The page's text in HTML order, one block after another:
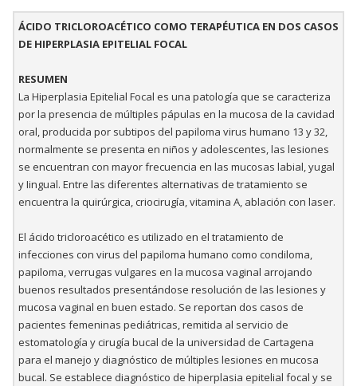
ÁCIDO TRICLOROACÉTICO COMO TERAPÉUTICA EN DOS CASOS
DE HIPERPLASIA EPITELIAL FOCAL
RESUMEN
La Hiperplasia Epitelial Focal es una patología que se caracteriza
por la presencia de múltiples pápulas en la mucosa de la cavidad
oral, producida por subtipos del papiloma virus humano 13 y 32,
normalmente se presenta en niños y adolescentes, las lesiones
se encuentran con mayor frecuencia en las mucosas labial, yugal
y Iingual. Entre las diferentes alternativas de tratamiento se
encuentra la quirúrgica, criocirugía, vitamina A, ablación con laser.
El ácido tricloroacético es utilizado en el tratamiento de
infecciones con virus del papiloma humano como condiloma,
papiloma, verrugas vulgares en la mucosa vaginal arrojando
buenos resultados presentándose resolución de las lesiones y
mucosa vaginal en buen estado. Se reportan dos casos de
pacientes femeninas pediátricas, remitida al servicio de
estomatología y cirugía bucal de la universidad de Cartagena
para el manejo y diagnóstico de múltiples lesiones en mucosa
bucal. Se establece diagnóstico de hiperplasia epitelial focal y se